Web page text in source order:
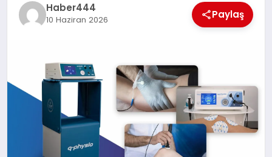
MAGAZIN
YAŞAM
Haber444
10 Haziran 2026 Paylaş